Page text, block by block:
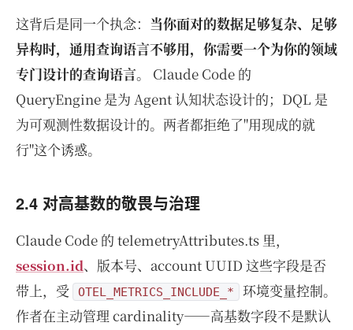
这背后是同一个执念： 当你面对的数据足够复杂、足够
异构时，通用查询语言不够用，你需要一个为你的领域
专门设计的查询语言。 Claude Code 的
QueryEngine 是为 Agent 认知状态设计的；DQL 是
为可观测性数据设计的。两者都拒绝了"用现成的就
行"这个诱惑。
2.4 对高基数的敬畏与治理
Claude Code 的 telemetryAttributes.ts 里，
session.id、版本号、account UUID 这些字段是否
带上，受
OTEL_METRICS_INCLUDE_*
环境变量控制。
作者在主动管理 cardinality——高基数字段不是默认